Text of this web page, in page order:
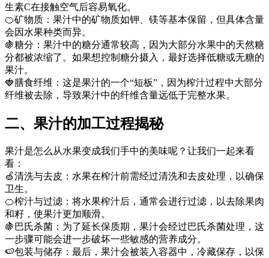
生素C在接触空气后容易氧化。
🍊矿物质：果汁中的矿物质如钾、镁等基本保留，但具体含量
会因水果种类而异。
🍇糖分：果汁中的糖分通常较高，因为大部分水果中的天然糖
分都被浓缩了。如果想控制糖分摄入，最好选择低糖或无糖的
果汁。
🍓膳食纤维：这是果汁的一个“短板”，因为榨汁过程中大部分
纤维被去除，导致果汁中的纤维含量远低于完整水果。
二、果汁的加工过程揭秘
果汁是怎么从水果变成我们手中的美味呢？让我们一起来看
看：
🍏清洗与去皮：水果在榨汁前需经过清洗和去皮处理，以确保
卫生。
🍊榨汁与过滤：将水果榨汁后，通常会进行过滤，以去除果肉
和籽，使果汁更加顺滑。
🍇巴氏杀菌：为了延长保质期，果汁会经过巴氏杀菌处理，这
一步骤可能会进一步破坏一些敏感的营养成分。
🍉包装与储存：最后，果汁会被装入容器中，冷藏保存，以保